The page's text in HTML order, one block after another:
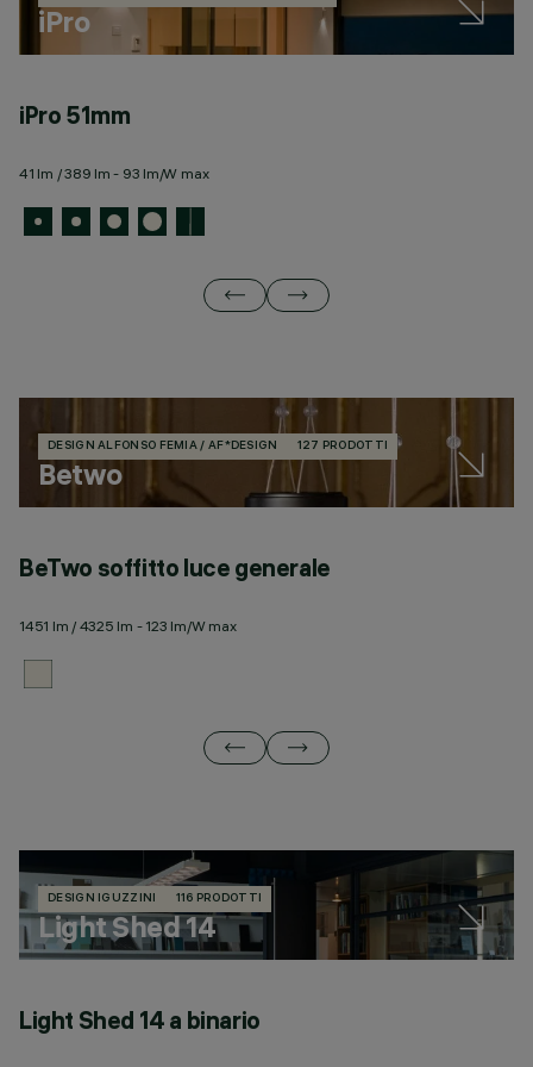
iPro
iPro 51mm
41 lm / 389 lm - 93 lm/W max
DESIGN ALFONSO FEMIA / AF*DESIGN 127 PRODOTTI
Betwo
BeTwo soffitto luce generale
1451 lm / 4325 lm - 123 lm/W max
DESIGN IGUZZINI 116 PRODOTTI
Light Shed 14
Light Shed 14 a binario